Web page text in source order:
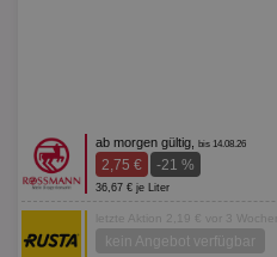
ab morgen gültig, bis 14.08.26
2,75 € -21 %
36,67 € je Liter
letzte Aktion 2,19 € vor 3 Wochen
kein Angebot verfügbar